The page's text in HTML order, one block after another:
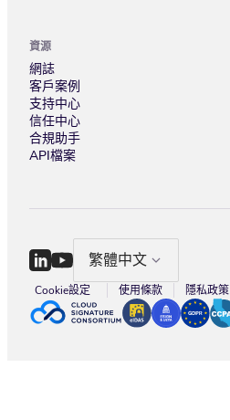
資源
網誌
客戶案例
支持中心
信任中心
合規助手
API檔案
繁體中文
Cookie設定 使用條款 隱私政策